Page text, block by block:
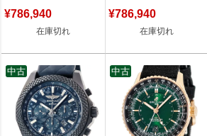
¥786,940
在庫切れ
¥786,940
在庫切れ
中古 中古